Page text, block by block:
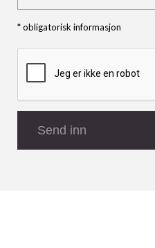
* obligatorisk informasjon
Send inn